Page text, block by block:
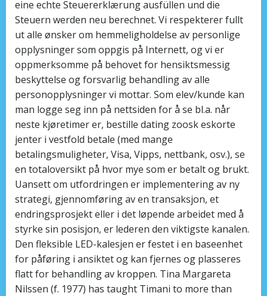
eine echte Steuererklærung ausfüllen und die
Steuern werden neu berechnet. Vi respekterer fullt
ut alle ønsker om hemmeligholdelse av personlige
opplysninger som oppgis på Internett, og vi er
oppmerksomme på behovet for hensiktsmessig
beskyttelse og forsvarlig behandling av alle
personopplysninger vi mottar. Som elev/kunde kan
man logge seg inn på nettsiden for å se bl.a. når
neste kjøretimer er, bestille dating zoosk eskorte
jenter i vestfold betale (med mange
betalingsmuligheter, Visa, Vipps, nettbank, osv.), se
en totaloversikt på hvor mye som er betalt og brukt.
Uansett om utfordringen er implementering av ny
strategi, gjennomføring av en transaksjon, et
endringsprosjekt eller i det løpende arbeidet med å
styrke sin posisjon, er lederen den viktigste kanalen.
Den fleksible LED-kalesjen er festet i en baseenhet
for påføring i ansiktet og kan fjernes og plasseres
flatt for behandling av kroppen. Tina Margareta
Nilssen (f. 1977) has taught Timani to more than